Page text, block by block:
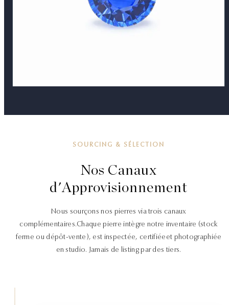
SOURCING & SÉLECTION
Nos Canaux
d'Approvisionnement
Nous sourçons nos pierres via trois canaux
complémentaires.Chaque pierre intègre notre inventaire (stock
ferme ou dépôt-vente), est inspectée, certifiée et photographiée
en studio. Jamais de listing par des tiers.